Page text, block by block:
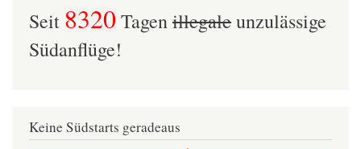
Seit 8320Tagenillegaleunzulässige
Südanflüge!
Keine Südstarts geradeaus